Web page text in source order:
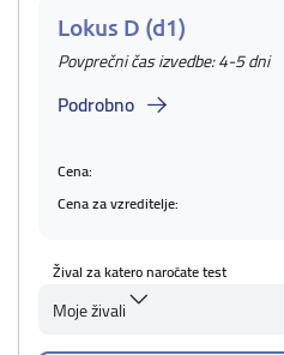
Lokus D (d1)
Povprečni čas izvedbe: 4-5 dni
Podrobno
Cena:
Cena za vzreditelje:
Žival za katero naročate test
Moje živali